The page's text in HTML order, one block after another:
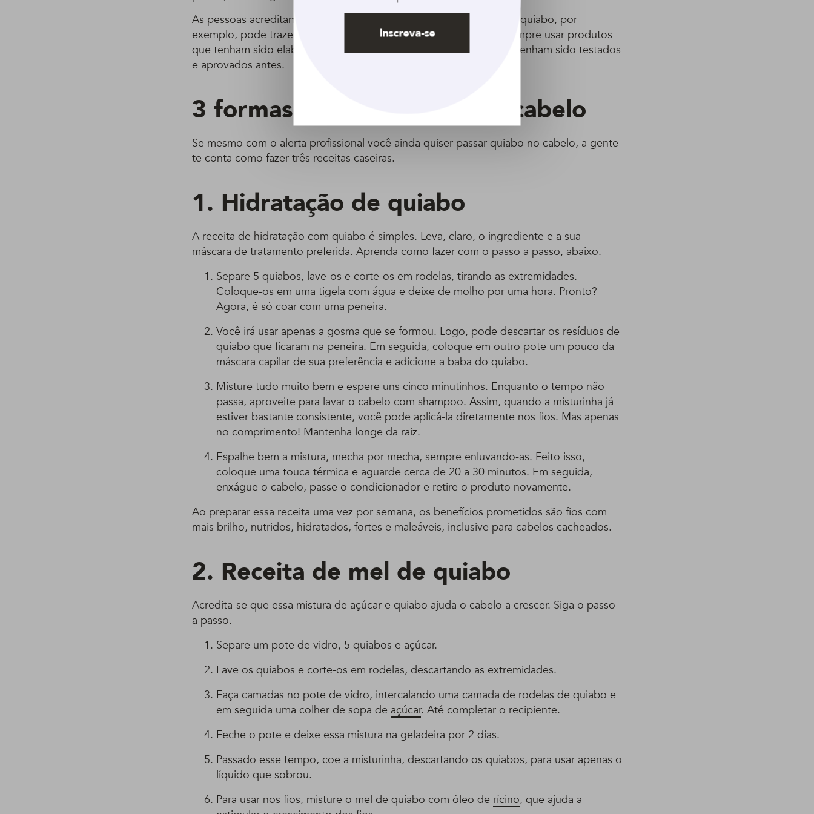
As pessoas acreditam que misturar os produtos para cabelo com o quiabo, por
exemplo, pode trazer benefícios, mas Bedin alerta que o ideal é sempre usar produtos
que tenham sido elaborados por uma empresa competente e que tenham sido testados
e aprovados antes.
3 formas de usar quiabo no cabelo
Se mesmo com o alerta profissional você ainda quiser passar quiabo no cabelo, a gente
te conta como fazer três receitas caseiras.
1. Hidratação de quiabo
A receita de hidratação com quiabo é simples. Leva, claro, o ingrediente e a sua
máscara de tratamento preferida. Aprenda como fazer com o passo a passo, abaixo.
Separe 5 quiabos, lave-os e corte-os em rodelas, tirando as extremidades.
Coloque-os em uma tigela com água e deixe de molho por uma hora. Pronto?
Agora, é só coar com uma peneira.
Você irá usar apenas a gosma que se formou. Logo, pode descartar os resíduos de
quiabo que ficaram na peneira. Em seguida, coloque em outro pote um pouco da
máscara capilar de sua preferência e adicione a baba do quiabo.
Misture tudo muito bem e espere uns cinco minutinhos. Enquanto o tempo não
passa, aproveite para lavar o cabelo com shampoo. Assim, quando a misturinha já
estiver bastante consistente, você pode aplicá-la diretamente nos fios. Mas apenas
no comprimento! Mantenha longe da raiz.
Espalhe bem a mistura, mecha por mecha, sempre enluvando-as. Feito isso,
coloque uma touca térmica e aguarde cerca de 20 a 30 minutos. Em seguida,
enxágue o cabelo, passe o condicionador e retire o produto novamente.
Ao preparar essa receita uma vez por semana, os benefícios prometidos são fios com
mais brilho, nutridos, hidratados, fortes e maleáveis, inclusive para cabelos cacheados.
2. Receita de mel de quiabo
Acredita-se que essa mistura de açúcar e quiabo ajuda o cabelo a crescer. Siga o passo
a passo.
Separe um pote de vidro, 5 quiabos e açúcar.
Lave os quiabos e corte-os em rodelas, descartando as extremidades.
Faça camadas no pote de vidro, intercalando uma camada de rodelas de quiabo e
em seguida uma colher de sopa de açúcar. Até completar o recipiente.
Feche o pote e deixe essa mistura na geladeira por 2 dias.
Passado esse tempo, coe a misturinha, descartando os quiabos, para usar apenas o
líquido que sobrou.
Para usar nos fios, misture o mel de quiabo com óleo de rícino, que ajuda a
Inscreva-se